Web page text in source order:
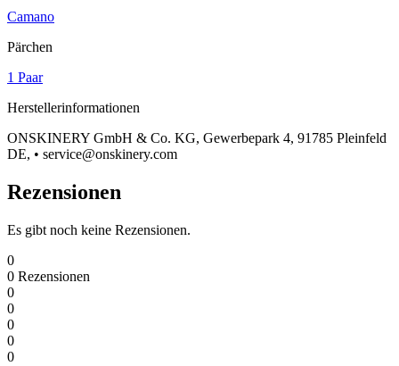
Camano
Pärchen
1 Paar
Herstellerinformationen
ONSKINERY GmbH & Co. KG, Gewerbepark 4, 91785 Pleinfeld
DE, • service@onskinery.com
Rezensionen
Es gibt noch keine Rezensionen.
0
0 Rezensionen
0
0
0
0
0